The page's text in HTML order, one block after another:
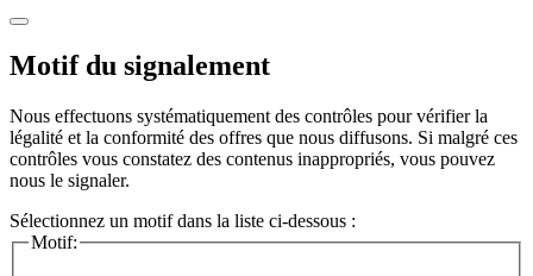
Motif du signalement
Nous effectuons systématiquement des contrôles pour vérifier la
légalité et la conformité des offres que nous diffusons. Si malgré ces
contrôles vous constatez des contenus inappropriés, vous pouvez
nous le signaler.
Sélectionnez un motif dans la liste ci-dessous :
Motif: